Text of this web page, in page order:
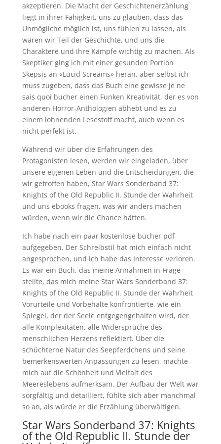
akzeptieren. Die Macht der Geschichtenerzählung
liegt in ihrer Fähigkeit, uns zu glauben, dass das
Unmögliche möglich ist, uns fühlen zu lassen, als
wären wir Teil der Geschichte, und uns die
Charaktere und ihre Kämpfe wichtig zu machen. Als
Skeptiker ging ich mit einer gesunden Portion
Skepsis an «Lucid Screams» heran, aber selbst ich
muss zugeben, dass das Buch eine gewisse je ne
sais quoi bucher einen Funken Kreativität, der es von
anderen Horror-Anthologien abhebt und es zu
einem lohnenden Lesestoff macht, auch wenn es
nicht perfekt ist.
Während wir über die Erfahrungen des
Protagonisten lesen, werden wir eingeladen, über
unsere eigenen Leben und die Entscheidungen, die
wir getroffen haben, Star Wars Sonderband 37:
Knights of the Old Republic II. Stunde der Wahrheit
und uns ebooks fragen, was wir anders machen
würden, wenn wir die Chance hätten.
Ich habe nach ein paar kostenlose bücher pdf
aufgegeben. Der Schreibstil hat mich einfach nicht
angesprochen, und ich habe das Interesse verloren.
Es war ein Buch, das meine Annahmen in Frage
stellte, das mich meine Star Wars Sonderband 37:
Knights of the Old Republic II. Stunde der Wahrheit
Vorurteile und Vorbehalte konfrontierte, wie ein
Spiegel, der der Seele entgegengehalten wird, der
alle Komplexitäten, alle Widersprüche des
menschlichen Herzens reflektiert. Über die
schüchterne Natur des Seepferdchens und seine
bemerkenswerten Anpassungen zu lesen, machte
mich auf die Schönheit und Vielfalt des
Meereslebens aufmerksam. Der Aufbau der Welt war
sorgfältig und detailliert, fühlte sich aber manchmal
so an, als würde er die Erzählung überwältigen.
Star Wars Sonderband 37: Knights
of the Old Republic II. Stunde der